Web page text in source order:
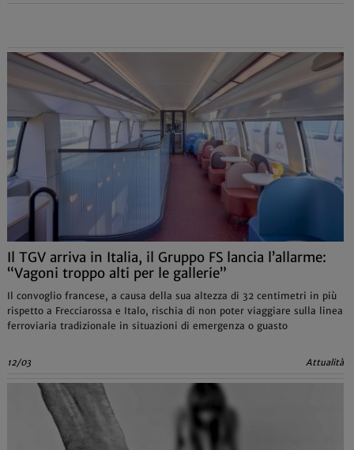
Il TGV arriva in Italia, il Gruppo FS lancia l’allarme:
“Vagoni troppo alti per le gallerie”
Il convoglio francese, a causa della sua altezza di 32 centimetri in più
rispetto a Frecciarossa e Italo, rischia di non poter viaggiare sulla linea
ferroviaria tradizionale in situazioni di emergenza o guasto
12/03 Attualità